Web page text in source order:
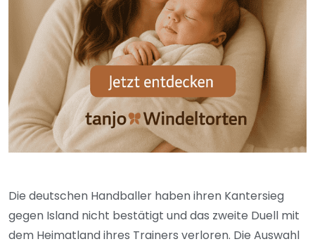
Die deutschen Handballer haben ihren Kantersieg
gegen Island nicht bestätigt und das zweite Duell mit
dem Heimatland ihres Trainers verloren. Die Auswahl